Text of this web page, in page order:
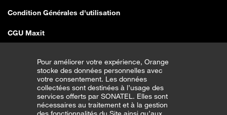
Pour améliorer votre expérience, Orange
stocke des données personnelles avec
votre consentement. Les données
collectées sont destinées à l’usage des
services offerts par SONATEL. Elles sont
nécessaires au traitement et à la gestion
Condition Générales d'utilisation
CGU Maxit
Traitement erreurs de vente SEDDO
Couverture Réseau